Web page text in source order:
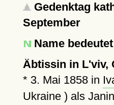
Gedenktag
September
Name
Äbtissin in L'viv,
* 3. Mai 1858in
Ukraine ) als